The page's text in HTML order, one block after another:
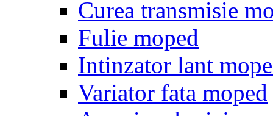
Curea transmisie
Fulie moped
Intinzator lant
Variator fata moped